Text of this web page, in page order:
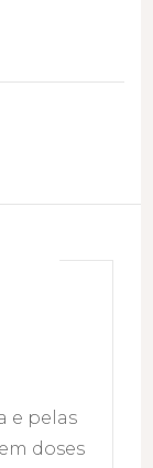
e pelas
doses